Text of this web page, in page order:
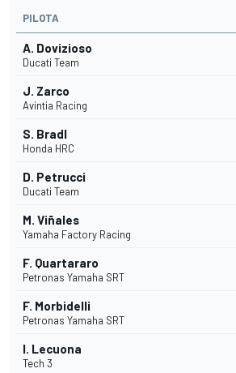
PILOTA
A. Dovizioso
Ducati Team
J. Zarco
Avintia Racing
S. Bradl
Honda HRC
D. Petrucci
Ducati Team
M. Viñales
Yamaha Factory Racing
F. Quartararo
Petronas Yamaha SRT
F. Morbidelli
Petronas Yamaha SRT
I. Lecuona
Tech 3